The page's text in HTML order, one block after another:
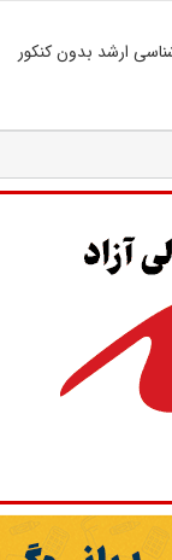
ارشد بدون کنکور